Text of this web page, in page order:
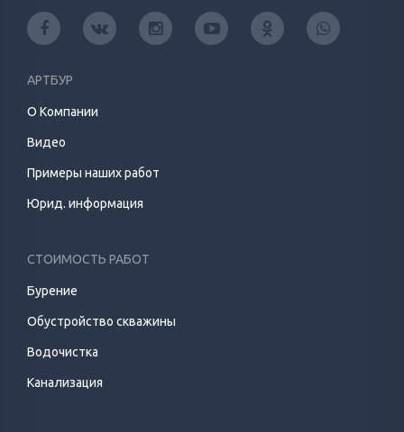
АРТБУР
О Компании
Видео
Примеры наших работ
Юрид. информация
СТОИМОСТЬ РАБОТ
Бурение
Обустройство скважины
Водочистка
Канализация